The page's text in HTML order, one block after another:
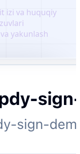
izi va huquqiy
yakunlash